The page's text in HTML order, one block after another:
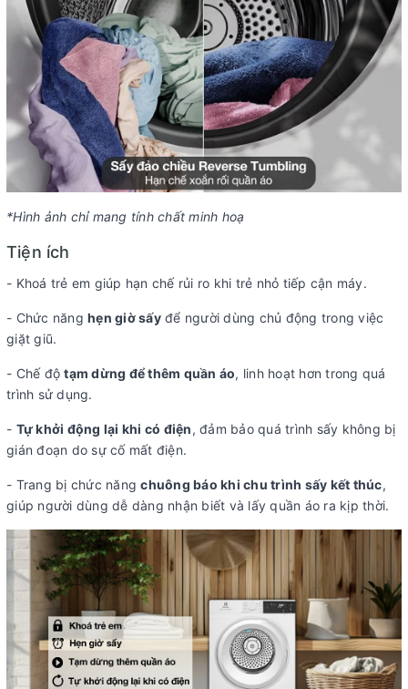
*Hình ảnh chỉ mang tính chất minh hoạ
Tiện ích
- Khoá trẻ em giúp hạn chế rủi ro khi trẻ nhỏ tiếp cận máy.
- Chức năng hẹn giờ sấyđể người dùng chủ động trong việc
giặt giũ.
- Chế độtạm dừng để thêm quần áo, linh hoạt hơn trong quá
trình sử dụng.
- Tự khởi động lại khi có điện, đảm bảo quá trình sấy không bị
gián đoạn do sự cố mất điện.
- Trang bị chức năngchuông báo khi chu trình sấy kết thúc,
giúp người dùng dễ dàng nhận biết và lấy quần áo ra kịp thời.